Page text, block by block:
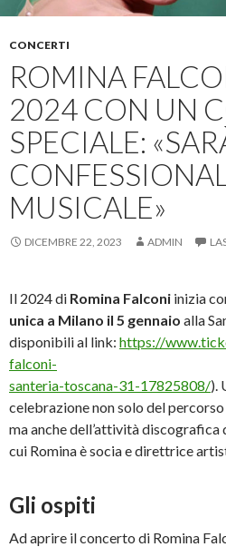
CONCERTI
ROMINA
2024 CON UN
SPECIALE:
MUSICALE»
DICEMBRE 22, 2023 ADMIN
Il 2024 di Romina Falconi inizia
unica a Milano il 5 gennaio alla
disponibili al link: https://
falconi-
santeria-toscana-31-17825808/).
celebrazione non solo del
ma anche dell’attività discografica
cui Romina è socia e direttrice
Gli ospiti
Ad aprire il concerto di Romina